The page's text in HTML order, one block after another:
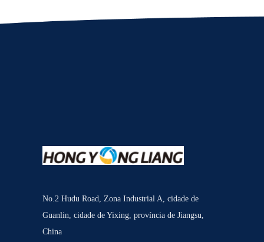
No.2 Hudu Road, Zona Industrial A, cidade de
Guanlin, cidade de Yixing, província de Jiangsu,
China